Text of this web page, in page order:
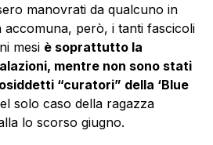
manovrati da qualcuno in
accomuna, però, i tanti fascicoli
mesi è soprattutto la
mentre non sono stati
“curatori” della ‘Blue
solo caso della ragazza
lo scorso giugno.